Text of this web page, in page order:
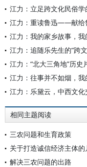
江力：立足跨文化民俗学
江力：重读鲁迅——献给
江力：我的家乡故事，
江力：追随乐先生的“跨
江力：“北大三角地”历史
江力：往事并不如烟，
江力：乐黛云，中西文化
相同主题阅读
三农问题和生育政策
关于打造诚信经济主体
解决三农问题的出路